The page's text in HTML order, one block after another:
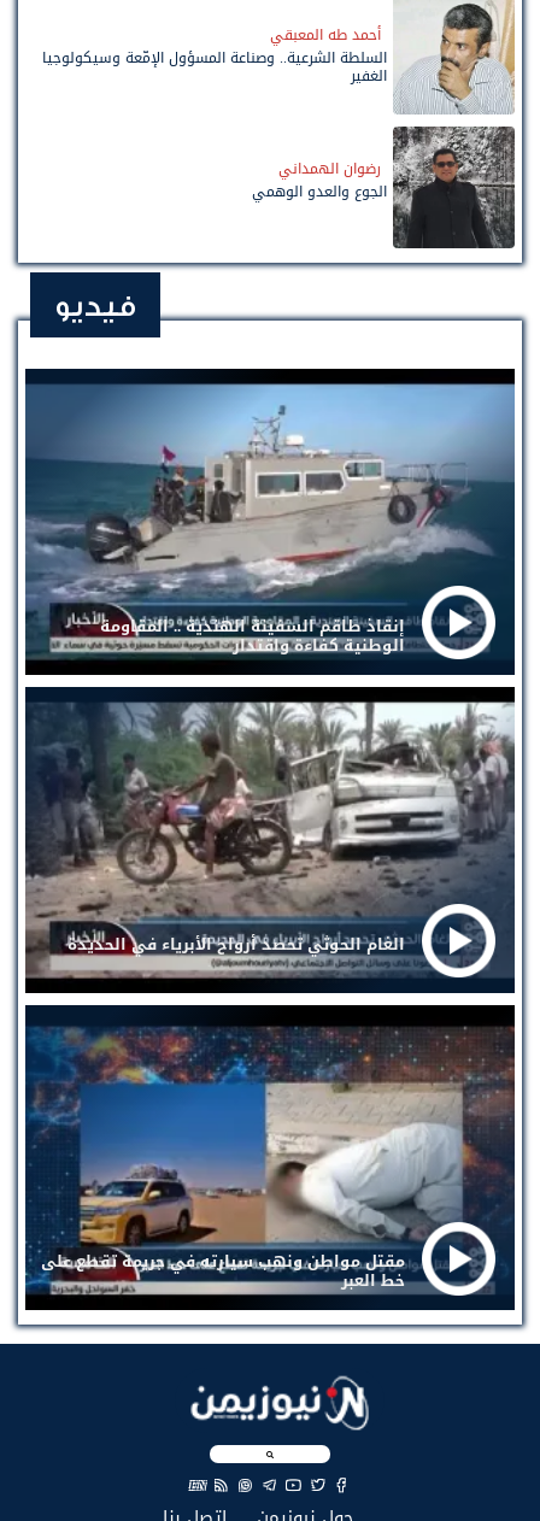
أحمد طه المعبقي
السلطة الشرعية.. وصناعة المسؤول الإمّعة وسيكولوجيا
الغفير
رضوان الهمداني
الجوع والعدو الوهمي
فيديو
إنقاذ طاقم السفينة الهندية .. المقاومة
الوطنية كفاءة واقتدار
الغام الحوثي تحصد أرواح الأبرياء في الحديدة
مقتل مواطن ونهب سيارته في جريمة تقطع على
خط العبر
EN